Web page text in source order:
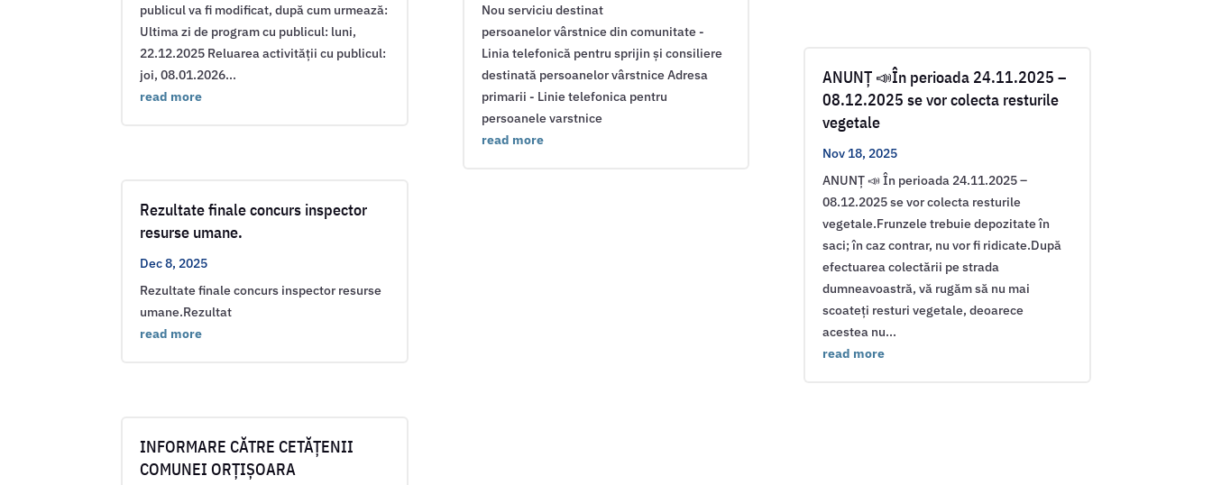
publicul va fi modificat, după cum urmează:
Ultima zi de program cu publicul: luni,
22.12.2025 Reluarea activității cu publicul:
joi, 08.01.2026...
read more
Rezultate finale concurs inspector
resurse umane.
Dec 8, 2025
Rezultate finale concurs inspector resurse
umane.Rezultat
read more
INFORMARE CĂTRE CETĂȚENII
COMUNEI ORȚIȘOARA
Nou serviciu destinat
persoanelor vârstnice din comunitate -
Linia telefonică pentru sprijin și consiliere
destinată persoanelor vârstnice Adresa
primarii - Linie telefonica pentru
persoanele varstnice
read more
ANUNȚ 📣În perioada 24.11.2025 –
08.12.2025 se vor colecta resturile
vegetale
Nov 18, 2025
ANUNȚ 📣 În perioada 24.11.2025 –
08.12.2025 se vor colecta resturile
vegetale.Frunzele trebuie depozitate în
saci; în caz contrar, nu vor fi ridicate.După
efectuarea colectării pe strada
dumneavoastră, vă rugăm să nu mai
scoateți resturi vegetale, deoarece
acestea nu...
read more